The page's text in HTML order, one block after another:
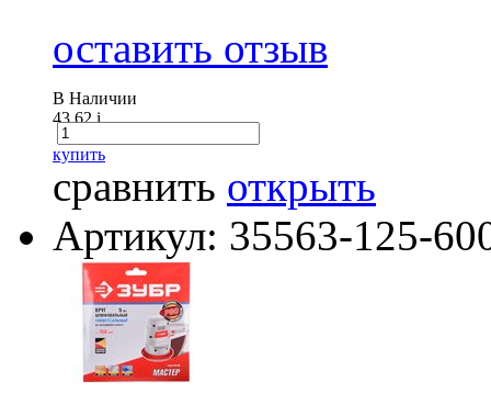
оставить отзыв
В Наличии
43.62i
купить
сравнить открыть
Артикул: 35563-125-